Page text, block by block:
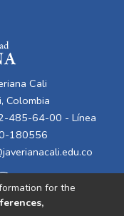
Cali
Colombia
485-64-00 - Línea
180556
for the